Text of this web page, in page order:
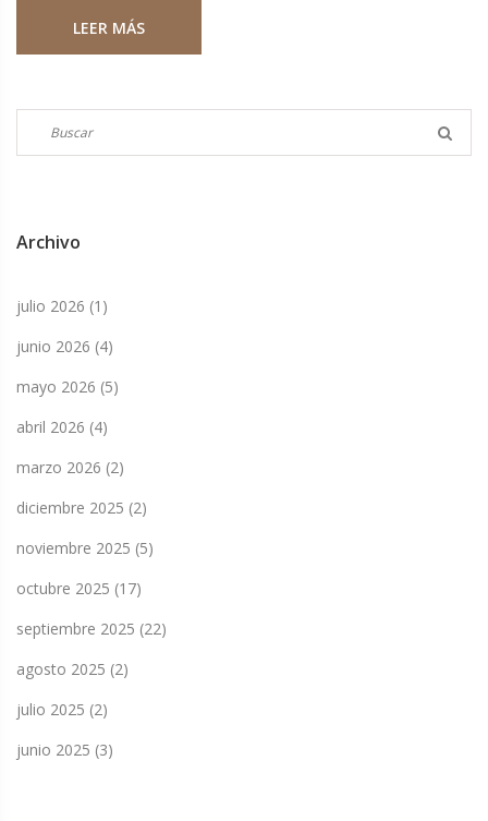
premio Diamond Award por sus ventas. Su popularidad a
LEER MÁS
Archivo
julio 2026 (1)
junio 2026 (4)
mayo 2026 (5)
abril 2026 (4)
marzo 2026 (2)
diciembre 2025 (2)
noviembre 2025 (5)
octubre 2025 (17)
septiembre 2025 (22)
agosto 2025 (2)
julio 2025 (2)
junio 2025 (3)